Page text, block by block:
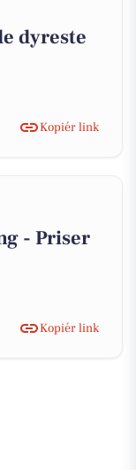
dyreste
Kopiér link
- Priser
Kopiér link